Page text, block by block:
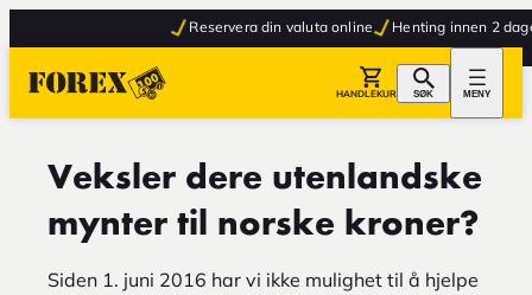
Reservera din valuta online Henting innen 2 dager
HANDLEKURV SØK MENY
Veksler dere utenlandske
mynter til norske kroner?
Siden 1. juni 2016 har vi ikke mulighet til å hjelpe